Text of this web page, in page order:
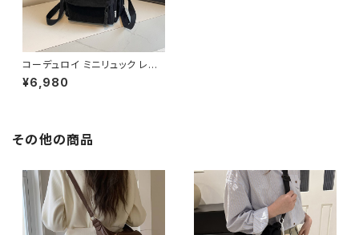
コーデュロイ ミニリュック レデ
ィース リュックサック 韓国風 バ
ッグ 収納力 軽量 カジュアル デ
¥6,980
その他の商品